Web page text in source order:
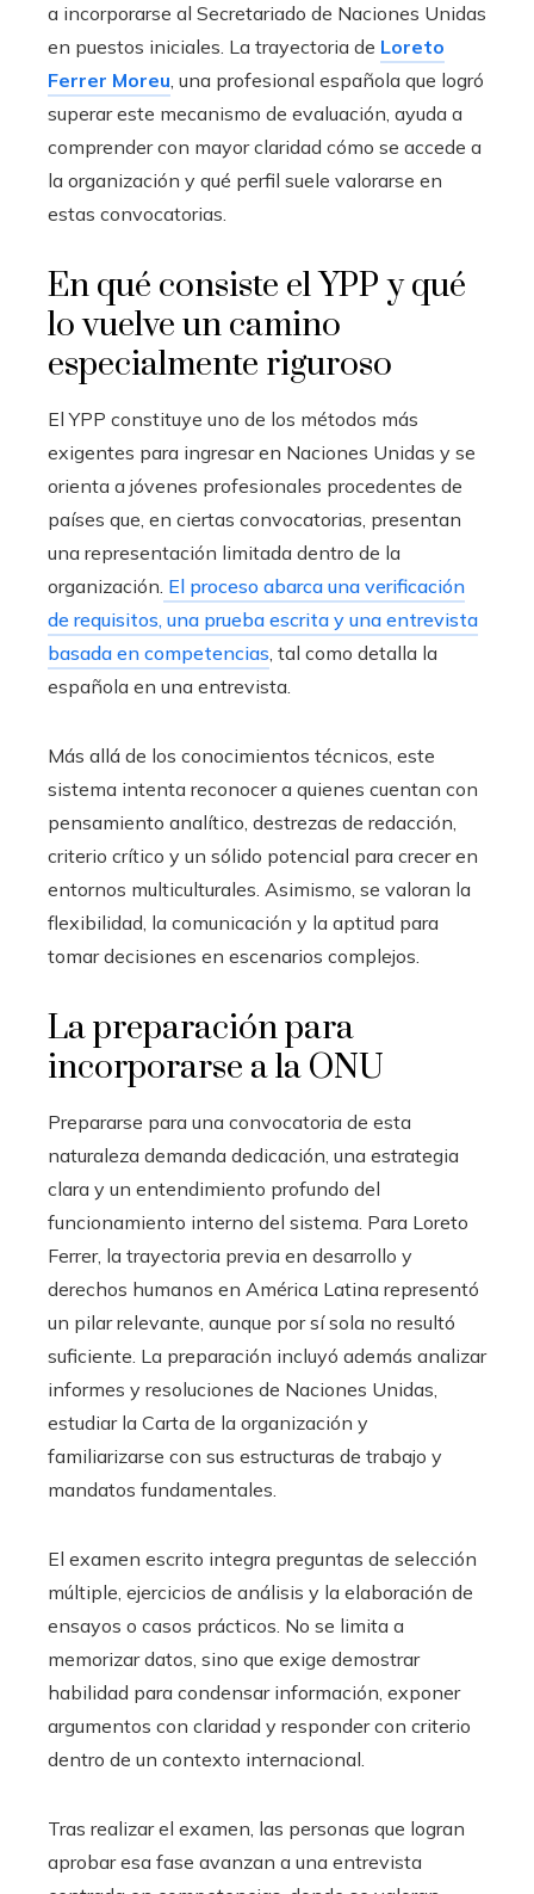
a incorporarse al Secretariado de Naciones Unidas
en puestos iniciales. La trayectoria de Loreto
Ferrer Moreu, una profesional española que logró
superar este mecanismo de evaluación, ayuda a
comprender con mayor claridad cómo se accede a
la organización y qué perfil suele valorarse en
estas convocatorias.
En qué consiste el YPP y qué
lo vuelve un camino
especialmente riguroso
El YPP constituye uno de los métodos más
exigentes para ingresar en Naciones Unidas y se
orienta a jóvenes profesionales procedentes de
países que, en ciertas convocatorias, presentan
una representación limitada dentro de la
organización. El proceso abarca una verificación
de requisitos, una prueba escrita y una entrevista
basada en competencias, tal como detalla la
española en una entrevista.
Más allá de los conocimientos técnicos, este
sistema intenta reconocer a quienes cuentan con
pensamiento analítico, destrezas de redacción,
criterio crítico y un sólido potencial para crecer en
entornos multiculturales. Asimismo, se valoran la
flexibilidad, la comunicación y la aptitud para
tomar decisiones en escenarios complejos.
La preparación para
incorporarse a la ONU
Prepararse para una convocatoria de esta
naturaleza demanda dedicación, una estrategia
clara y un entendimiento profundo del
funcionamiento interno del sistema. Para Loreto
Ferrer, la trayectoria previa en desarrollo y
derechos humanos en América Latina representó
un pilar relevante, aunque por sí sola no resultó
suficiente. La preparación incluyó además analizar
informes y resoluciones de Naciones Unidas,
estudiar la Carta de la organización y
familiarizarse con sus estructuras de trabajo y
mandatos fundamentales.
El examen escrito integra preguntas de selección
múltiple, ejercicios de análisis y la elaboración de
ensayos o casos prácticos. No se limita a
memorizar datos, sino que exige demostrar
habilidad para condensar información, exponer
argumentos con claridad y responder con criterio
dentro de un contexto internacional.
Tras realizar el examen, las personas que logran
aprobar esa fase avanzan a una entrevista